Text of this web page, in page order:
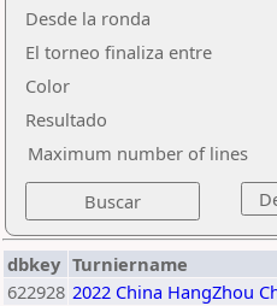
Desde la ronda
El torneo finaliza entre
Color
Resultado
Maximum number of lines
dbkey Turniername
622928 2022 China HangZhou